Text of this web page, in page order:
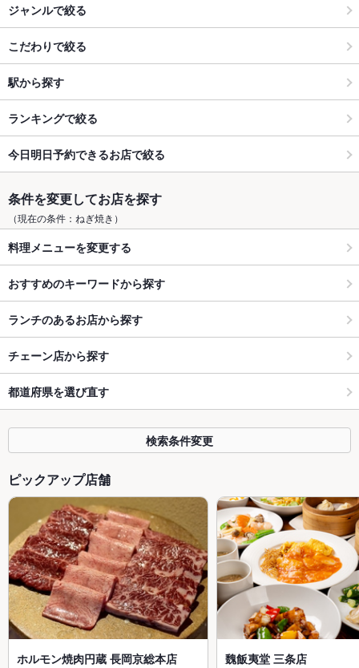
ジャンルで絞る
こだわりで絞る
駅から探す
ランキングで絞る
今日明日予約できるお店で絞る
条件を変更してお店を探す
（現在の条件：ねぎ焼き）
料理メニューを変更する
おすすめのキーワードから探す
ランチのあるお店から探す
チェーン店から探す
都道府県を選び直す
検索条件変更
ピックアップ店舗
ホルモン焼肉円蔵 長岡京総本店 魏飯夷堂 三条店